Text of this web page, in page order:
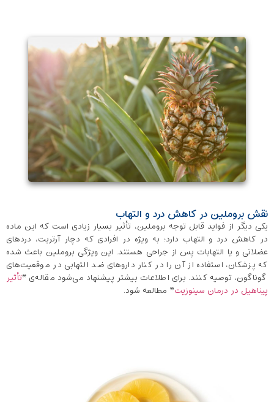
نقش بروملین در کاهش درد و التهاب
یکی دیگر از فواید قابل توجه بروملین، تأثیر بسیار زیادی است که این ماده
در کاهش درد و التهاب دارد؛ به ‌ویژه در افرادی که دچار آرتریت، دردهای
عضلانی و یا التهابات پس از جراحی هستند. این ویژگی بروملین باعث شده
که پزشکان، استفاده از آن را در کنار داروهای ضد التهابی در موقعیت‌های
گوناگون، توصیه کنند. برای اطلاعات بیشتر پیشنهاد می‌شود مقاله‌ی “تأثیر
پیناهیل در درمان سینوزیت” مطالعه شود.